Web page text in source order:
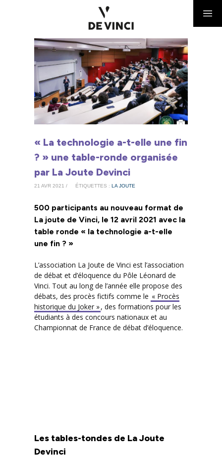
« La technologie a-t-elle une fin
? » une table-ronde organisée
par La Joute Devinci
21 AVR 2021 / ÉTIQUETTES : LA JOUTE
500 participants au nouveau format de
La joute de Vinci, le 12 avril 2021 avec la
table ronde « la technologie a-t-elle
une fin ? »
L’association La Joute de Vinci est l’association
de débat et d’éloquence du Pôle Léonard de
Vinci. Tout au long de l’année elle propose des
débats, des procès fictifs comme le « Procès
historique du Joker », des formations pour les
étudiants à des concours nationaux et au
Championnat de France de débat d’éloquence.
Les tables-tondes de La Joute
Devinci